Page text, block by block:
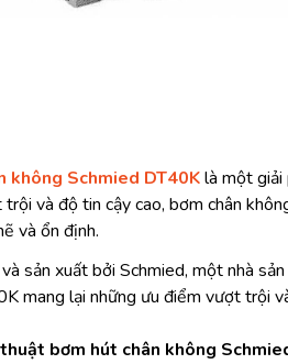
không Schmied DT40Klà một giải
và độ tin cậy cao, bơm chân
và ổn định.
sản xuất bởi Schmied, một nhà
mang lại những ưu điểm vượt trội
bơm hút chân không